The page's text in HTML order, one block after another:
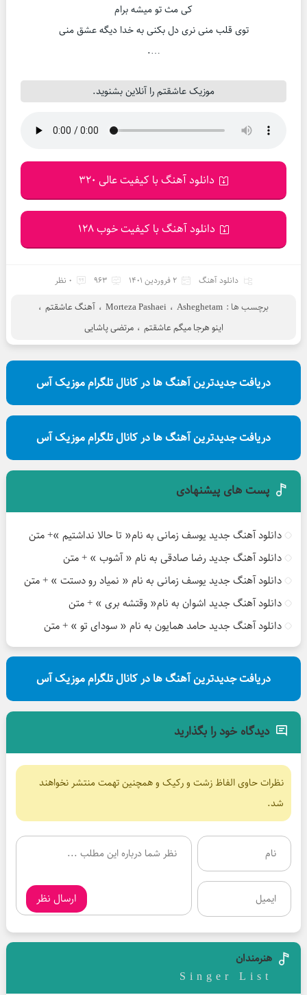
کی مث تو میشه برام
توی قلب منی نری دل بکنی به خدا دیگه عشق منی
….
موزیک عاشقتم را آنلاین بشنوید.
دانلود آهنگ با کیفیت عالی 320
دانلود آهنگ با کیفیت خوب 128
دانلود آهنگ 2 فروردین 1401 963 0 نظر
برچسب ها : Asheghetam ، Morteza Pashaei ، آهنگ عاشقتم ،
اینو هرجا میگم عاشقتم ، مرتضی پاشایی
دریافت جدیدترین آهنگ ها در کانال تلگرام موزیک آس
دریافت جدیدترین آهنگ ها در کانال تلگرام موزیک آس
پست های پیشنهادی
دانلود آهنگ جدید یوسف زمانی به نام« تا حالا نداشتیم »+ متن
دانلود آهنگ جدید رضا صادقی به نام « آشوب » + متن
دانلود آهنگ جدید یوسف زمانی به نام « نمیاد رو دستت » + متن
دانلود آهنگ جدید اشوان به نام« وقتشه بری » + متن
دانلود آهنگ جدید حامد همایون به نام « سودای تو » + متن
دریافت جدیدترین آهنگ ها در کانال تلگرام موزیک آس
دیدگاه خود را بگذارید
نظرات حاوی الفاظ زشت و رکیک و همچنین تهمت منتشر نخواهند
شد.
ارسال نظر
هنرمندان
Singer List